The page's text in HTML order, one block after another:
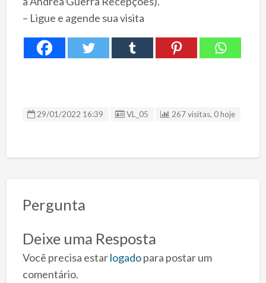
– Ligue e agende sua visita
29/01/2022 16:39 ID Anúncio
VL_05 267 visitas, 0 hoje
Pergunta
Deixe uma Resposta
Você precisa estarlogadopara postar um
comentário.